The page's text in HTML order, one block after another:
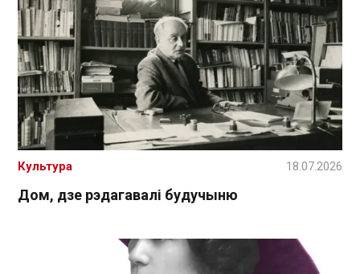
Дом, дзе рэдагавалі будучыню
Культура 18.07.2026